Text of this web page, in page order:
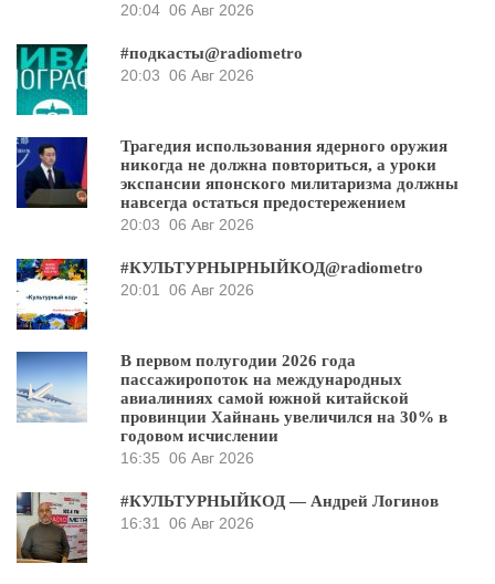
20:04 06 Авг 2026
#подкасты@radiometro
20:03 06 Авг 2026
Трагедия использования ядерного оружия
никогда не должна повториться, а уроки
экспансии японского милитаризма должны
навсегда остаться предостережением
20:03 06 Авг 2026
#КУЛЬТУРНЫРНЫЙКОД@radiometro
20:01
06 Авг 2026
В первом полугодии 2026 года
пассажиропоток на международных
авиалиниях самой южной китайской
провинции Хайнань увеличился на 30% в
годовом исчислении
16:35 06 Авг 2026
#КУЛЬТУРНЫЙКОД — Андрей Логинов
16:31
06 Авг 2026